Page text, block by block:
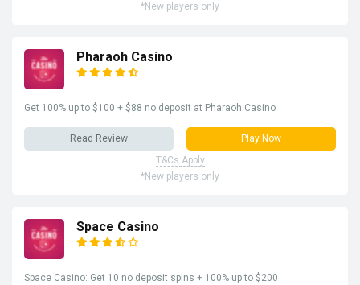
*New players only
Pharaoh Casino
Get 100% up to $100 + $88 no deposit at Pharaoh Casino
Read Review
Play Now
T&Cs Apply
*New players only
Space Casino
Space Casino: Get 10 no deposit spins + 100% up to $200